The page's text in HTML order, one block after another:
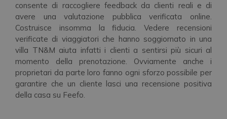
consente di raccogliere feedback da clienti reali e di
avere una valutazione pubblica verificata online.
Costruisce insomma la fiducia. Vedere recensioni
verificate di viaggiatori che hanno soggiornato in una
villa TN&M aiuta infatti i clienti a sentirsi più sicuri al
momento della prenotazione. Ovviamente anche i
proprietari da parte loro fanno ogni sforzo possibile per
garantire che un cliente lasci una recensione positiva
della casa su Feefo.